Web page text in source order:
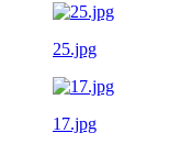
25.jpg
17.jpg